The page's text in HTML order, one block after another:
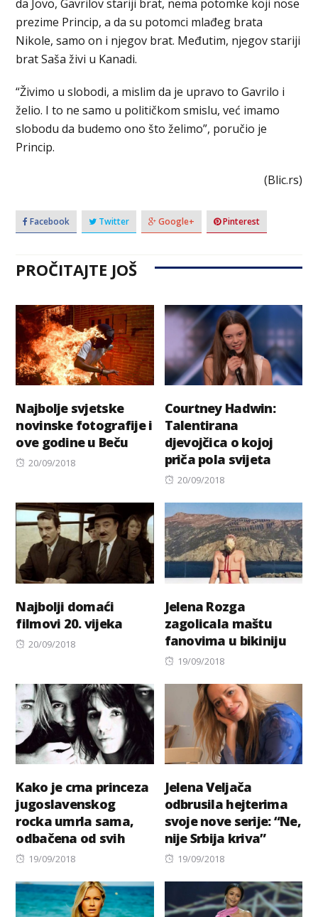
da Jovo, Gavrilov stariji brat, nema potomke koji nose
prezime Princip, a da su potomci mlađeg brata
Nikole, samo on i njegov brat. Međutim, njegov stariji
brat Saša živi u Kanadi.
“Živimo u slobodi, a mislim da je upravo to Gavrilo i
želio. I to ne samo u političkom smislu, već imamo
slobodu da budemo ono što želimo”, poručio je
Princip.
(Blic.rs)
Facebook Twitter Google+ Pinterest
PROČITAJTE JOŠ
Najbolje svjetske
novinske fotografije i
ove godine u Beču
Posted
20/09/2018
Courtney Hadwin:
Talentirana
djevojčica o kojoj
priča pola svijeta
Posted
20/09/2018
Najbolji domaći
filmovi 20. vijeka
Posted
20/09/2018
Jelena Rozga
zagolicala maštu
fanovima u bikiniju
Posted
19/09/2018
Kako je crna princeza
jugoslavenskog
rocka umrla sama,
odbačena od svih
Posted
19/09/2018
Jelena Veljača
odbrusila hejterima
svoje nove serije: “Ne,
nije Srbija kriva”
Posted
19/09/2018